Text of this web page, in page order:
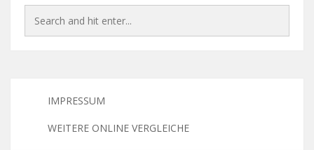
IMPRESSUM
WEITERE ONLINE VERGLEICHE